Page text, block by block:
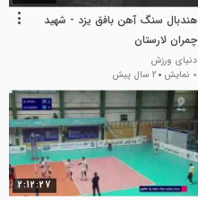
هندبال سنگ آهن بافق یزد - شهید
چمران لارستان
دنیای ورزش
0 نمایش
2 سال پیش
2:12:27